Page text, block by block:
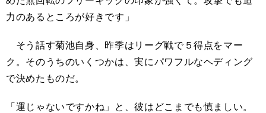
力のあるところが好きです」
そう話す菊池自身、昨季はリーグ戦で５得点をマー
ク。そのうちのいくつかは、実にパワフルなヘディング
で決めたものだ。
「運じゃないですかね」と、彼はどこまでも慎ましい。